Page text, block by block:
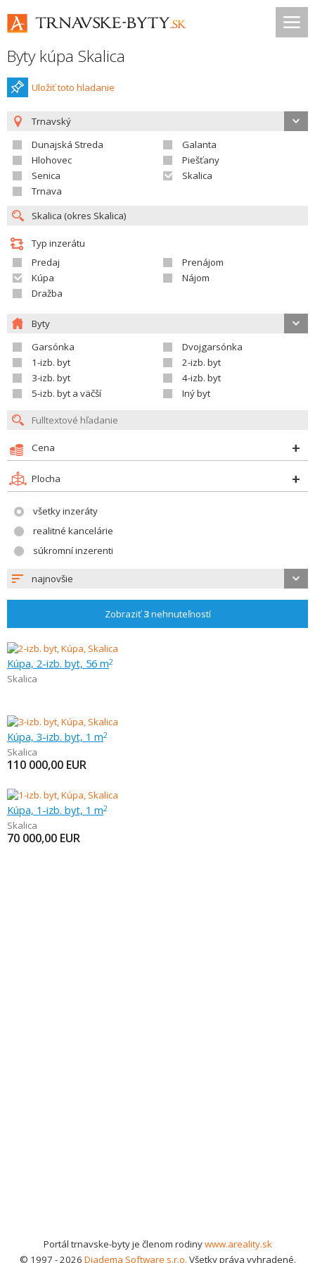
Byty kúpa Skalica
Uložiť toto hladanie
Trnavský
Dunajská Streda
Galanta
Hlohovec
Piešťany
Senica
Skalica
Trnava
Typ inzerátu
Predaj
Prenájom
Kúpa
Nájom
Dražba
Byty
Garsónka
Dvojgarsónka
1-izb. byt
2-izb. byt
3-izb. byt
4-izb. byt
5-izb. byt a väčší
Iný byt
Cena
Plocha
všetky inzeráty
realitné kancelárie
súkromní inzerenti
najnovšie
Zobraziť3nehnuteľností
Kúpa, 2-izb. byt, 56 m2
Skalica
Kúpa, 3-izb. byt, 1 m2
Skalica
110 000,00 EUR
Kúpa, 1-izb. byt, 1 m2
Skalica
70 000,00 EUR
Portál trnavske-byty je členom rodinywww.areality.sk
© 1997 - 2026 Diadema Software s.r.o. Všetky práva vyhradené.